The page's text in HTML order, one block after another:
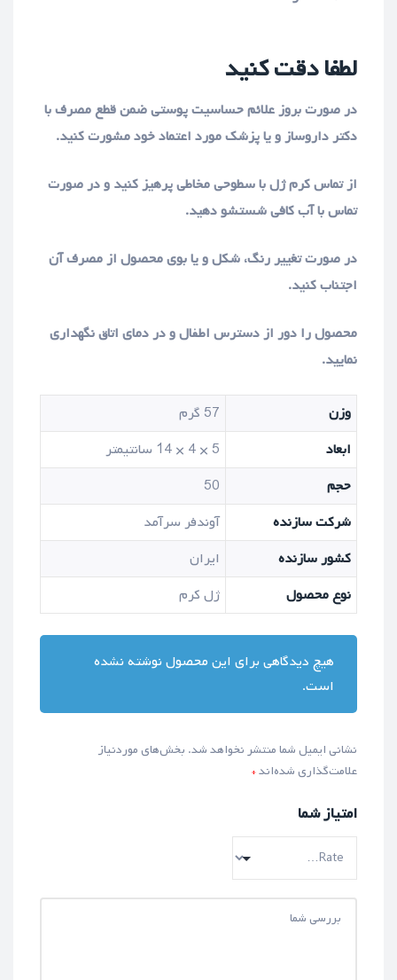
لطفا دقت کنید
در صورت بروز علائم حساسیت پوستی ضمن قطع مصرف با
دکتر داروساز و یا پزشک مورد اعتماد خود مشورت کنید.
از تماس کرم ژل با سطوحی مخاطی پرهیز کنید و در صورت
تماس با آب کافی شستشو دهید.
در صورت تغییر رنگ، شکل و یا بوی محصول از مصرف آن
اجتناب کنید.
محصول را دور از دسترس اطفال و در دمای اتاق نگهداری
نمایید.
وزن
57 گرم
ابعاد
5 × 4 × 14 سانتیمتر
حجم
50
شرکت سازنده
آوندفر سرآمد
کشور سازنده
ایران
نوع محصول
ژل کرم
هیچ دیدگاهی برای این محصول نوشته نشده
است.
نشانی ایمیل شما منتشر نخواهد شد. بخش‌های موردنیاز
علامت‌گذاری شده‌اند*
امتیاز شما